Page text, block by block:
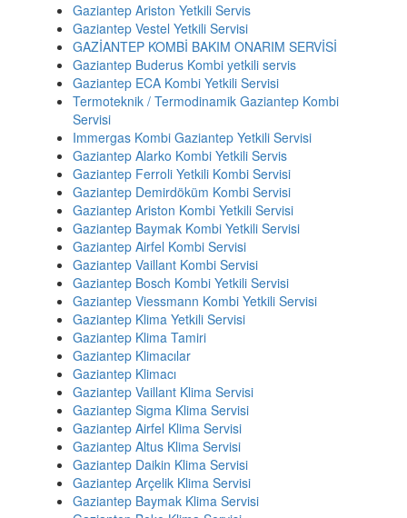
Gaziantep Ariston Yetkili Servis
Gaziantep Vestel Yetkili Servisi
GAZİANTEP KOMBİ BAKIM ONARIM SERVİSİ
Gaziantep Buderus Kombi yetkili servis
Gaziantep ECA Kombi Yetkili Servisi
Termoteknik / Termodinamik Gaziantep Kombi
Servisi
Immergas Kombi Gaziantep Yetkili Servisi
Gaziantep Alarko Kombi Yetkili Servis
Gaziantep Ferroli Yetkili Kombi Servisi
Gaziantep Demirdöküm Kombi Servisi
Gaziantep Ariston Kombi Yetkili Servisi
Gaziantep Baymak Kombi Yetkili Servisi
Gaziantep Airfel Kombi Servisi
Gaziantep Vaillant Kombi Servisi
Gaziantep Bosch Kombi Yetkili Servisi
Gaziantep Viessmann Kombi Yetkili Servisi
Gaziantep Klima Yetkili Servisi
Gaziantep Klima Tamiri
Gaziantep Klimacılar
Gaziantep Klimacı
Gaziantep Vaillant Klima Servisi
Gaziantep Sigma Klima Servisi
Gaziantep Airfel Klima Servisi
Gaziantep Altus Klima Servisi
Gaziantep Daikin Klima Servisi
Gaziantep Arçelik Klima Servisi
Gaziantep Baymak Klima Servisi